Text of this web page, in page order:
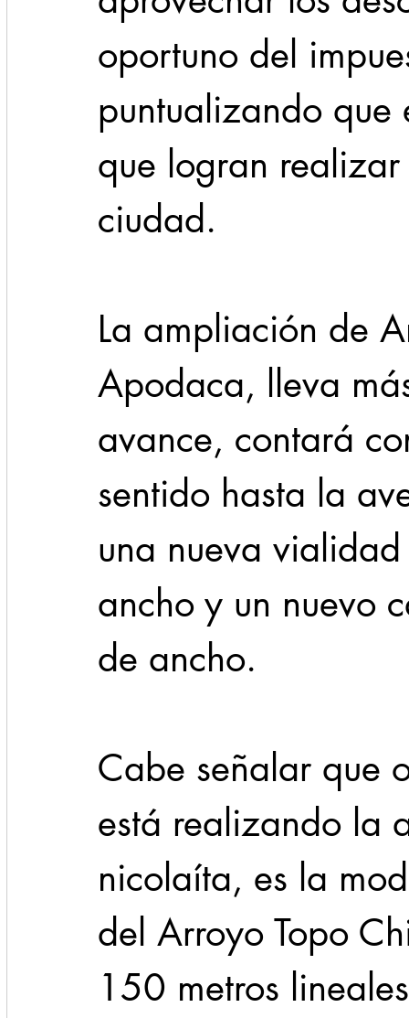
oportuno del
puntualizando que
que logran
ciudad.
La ampliación de
Apodaca, lleva
avance, contará
sentido hasta la
una nueva
ancho y un nuevo
de ancho.
Cabe señalar que
está realizando la
nicolaíta, es la
del Arroyo Topo
150 metros